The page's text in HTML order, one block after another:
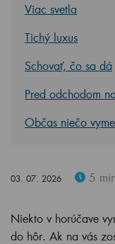
Viac svetla
Tichý luxus
Schovať, čo sa dá
Pred odchodom
Občas niečo
03. 07. 2026 5
Niekto v horúčave
do hôr. Ak na vás